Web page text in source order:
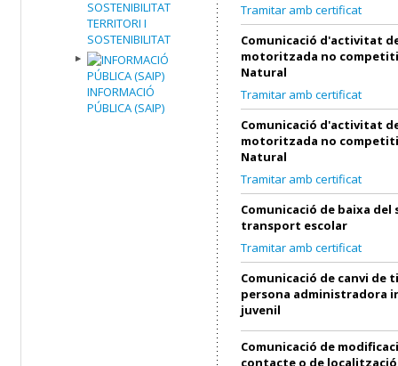
TERRITORI I
SOSTENIBILITAT
INFORMACIÓ
PÚBLICA (SAIP)
Tramitar amb certificat
Comunicació d'activitat
motoritzada no
Natural
Tramitar amb certificat
Comunicació d'activitat
motoritzada no
Natural
Tramitar amb certificat
Comunicació de baixa del
transport escolar
Tramitar amb certificat
Comunicació de canvi de
persona administradora
juvenil
Comunicació de
contacte o de